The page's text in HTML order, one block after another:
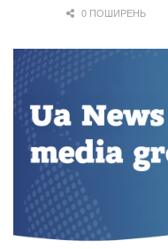
0 ПОШИРЕНЬ